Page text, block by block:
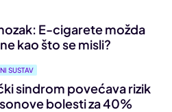
E-cigarete možda
kao što se misli?
SUSTAV
sindrom povećava rizik
bolesti za 40%